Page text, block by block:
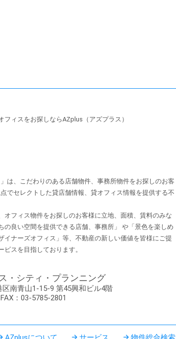
フィスをお探しならAZplus（アズプラス）
」は、こだわりのある店舗物件、事務所物件をお探しのお客
でセレクトした貸店舗情報、貸オフィス情報を提供する不
オフィス物件をお探しのお客様に⽴地、⾯積、賃料のみな
の良い空間を提供できる店舗、事務所」 や「景⾊を楽しめ
イナーズオフィス」等、不動産の新しい価値を皆様にご提
スを⽬指しております。
・シティ・プランニング
南青山1-15-9 第45興和ビル4階
FAX：03-5785-2801